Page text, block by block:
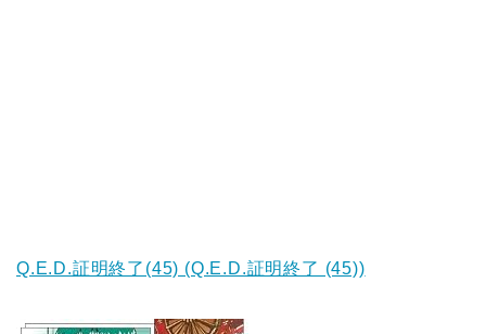
Q.E.D.証明終了(45) (Q.E.D.証明終了 (45))